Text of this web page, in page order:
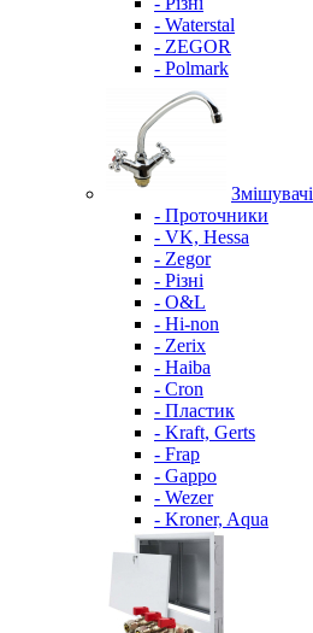
- Waterstal
- ZEGOR
- Polmark
Змішувачі
- Проточники
- VK, Hessa
- Zegor
- Різні
- O&L
- Hi-non
- Zerix
- Haiba
- Cron
- Пластик
- Kraft, Gerts
- Frap
- Gappo
- Wezer
- Kroner, Aqua